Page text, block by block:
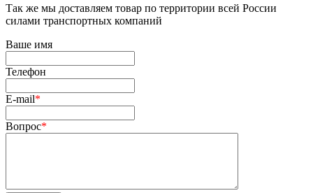
Так же мы доставляем товар по территории всей России
силами транспортных компаний
Ваше имя
Телефон
E-mail*
Вопрос*